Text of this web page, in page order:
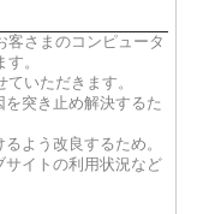
客さまのコンピュータ
。
いただきます。
を突き止め解決するた
よう改良するため。
サイトの利用状況など